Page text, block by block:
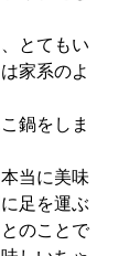
とてもい
家系のよ
鍋をしま
当に美味
足を運ぶ
のことで